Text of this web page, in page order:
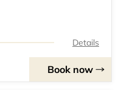
Details
Book now